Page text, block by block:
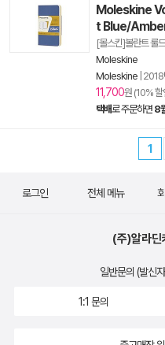
Moleskine
t Blue/
[몰스킨]볼란트 룰
Moleskine
Moleskine 2018
11,700원 (10%
택배로 주문하면 8
1
로그인 전체 메뉴
(주)알라딘
일반문의 (발신
1:1 문의